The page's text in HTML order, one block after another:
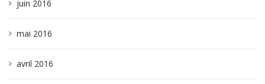
juin 2016
mai 2016
avril 2016